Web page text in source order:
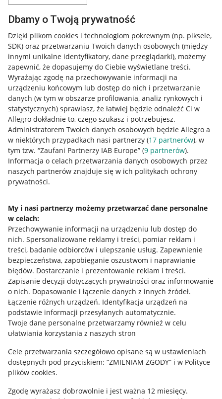
Dbamy o Twoją prywatność
Dzięki plikom cookies i technologiom pokrewnym (np. piksele,
SDK) oraz przetwarzaniu Twoich danych osobowych (między
innymi unikalne identyfikatory, dane przeglądarki), możemy
zapewnić, że dopasujemy do Ciebie wyświetlane treści.
Wyrażając zgodę na przechowywanie informacji na
urządzeniu końcowym lub dostęp do nich i przetwarzanie
danych (w tym w obszarze profilowania, analiz rynkowych i
statystycznych) sprawiasz, że łatwiej będzie odnaleźć Ci w
Allegro dokładnie to, czego szukasz i potrzebujesz.
Administratorem Twoich danych osobowych będzie Allegro a
w niektórych przypadkach nasi partnerzy (17 partnerów), w
tym tzw. “Zaufani Partnerzy IAB Europe” (9 partnerów).
Informacja o celach przetwarzania danych osobowych przez
naszych partnerów znajduje się w ich politykach ochrony
prywatności.
My i nasi partnerzy możemy przetwarzać dane personalne
w celach:
Przechowywanie informacji na urządzeniu lub dostęp do
nich. Spersonalizowane reklamy i treści, pomiar reklam i
treści, badanie odbiorców i ulepszanie usług. Zapewnienie
bezpieczeństwa, zapobieganie oszustwom i naprawianie
błędów. Dostarczanie i prezentowanie reklam i treści.
Zapisanie decyzji dotyczących prywatności oraz informowanie
o nich. Dopasowanie i łączenie danych z innych źródeł.
Łączenie różnych urządzeń. Identyfikacja urządzeń na
podstawie informacji przesyłanych automatycznie.
Twoje dane personalne przetwarzamy również w celu
ułatwiania korzystania z naszych stron
Cele przetwarzania szczegółowo opisane są w ustawieniach
dostępnych pod przyciskiem: “ZMIENIAM ZGODY” i w Polityce
plików cookies.
Zgodę wyrażasz dobrowolnie i jest ważna 12 miesięcy.
Przydatne informacje
Jak to działa
Allegro Gadane dla sprzedających
Allegro Gadane dla kupujących
Mapa miejscowości
Informacje prawne
Regulamin
Polityka plików "cookies"
Ustawienia plików "cookies"
Udostępnianie lokalizacji
Informacje dla Aktu o Usługach Cyfrowych
Pobierz aplikację